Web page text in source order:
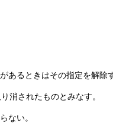
あるときはその指定を解除
消されたものとみなす。
ない。